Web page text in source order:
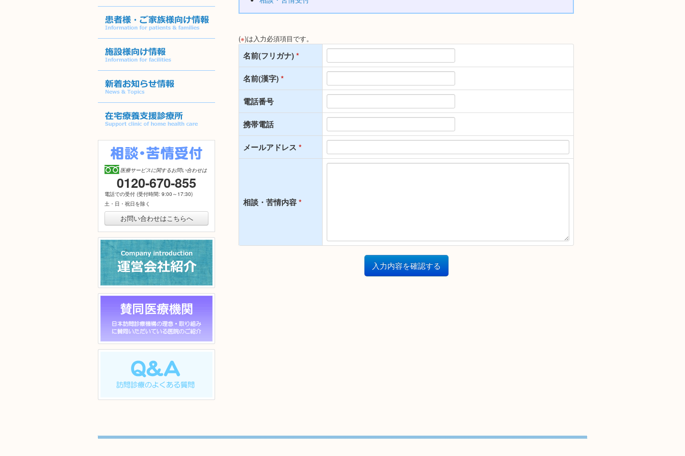
在宅療養支援診療所
相談・苦情受付
[フ
リ
ー
ダ
イ
ヤ
ル]
医療サービスに関するお問い合わせは
0120-670-855
電話での受付 (受付時間: 9:00～17:30)
土・日・祝日を除く
お問い合わせはこちらへ
運営会社紹介
賛同医院一覧
(※)は入力必須項目です。
名前(フリガナ)*
名前(漢字)*
電話番号
携帯電話
メールアドレス *
相談・苦情内容*